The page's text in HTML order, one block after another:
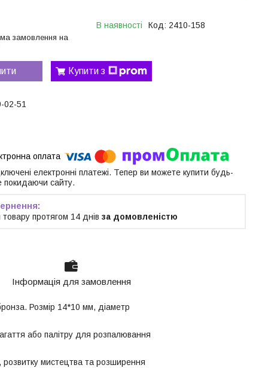
замовлення на
В наявності Код: 2410-158
Купити з
02-51
електронні платежі. Тепер ви можете купити будь-
покидаючи сайту.
протягом 14 днів за домовленістю
Інформація для замовлення
Розмір 14*10 мм, діаметр
або палітру для розпалювання
розвитку мистецтва та розширення